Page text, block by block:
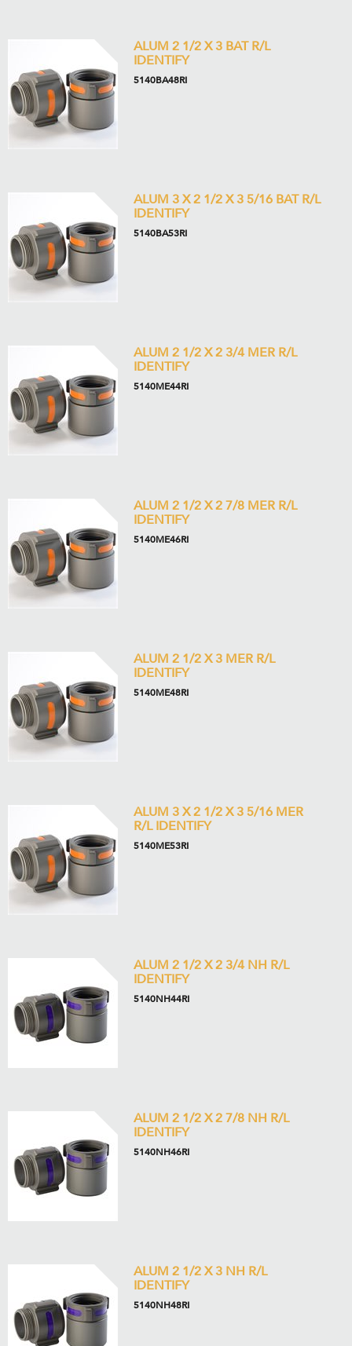
ALUM 2 1/2 X 3 BAT R/L
IDENTIFY
5140BA48RI
ALUM 3 X 2 1/2 X 3 5/16 BAT R/L
IDENTIFY
5140BA53RI
ALUM 2 1/2 X 2 3/4 MER R/L
IDENTIFY
5140ME44RI
ALUM 2 1/2 X 2 7/8 MER R/L
IDENTIFY
5140ME46RI
ALUM 2 1/2 X 3 MER R/L
IDENTIFY
5140ME48RI
ALUM 3 X 2 1/2 X 3 5/16 MER
R/L IDENTIFY
5140ME53RI
ALUM 2 1/2 X 2 3/4 NH R/L
IDENTIFY
5140NH44RI
ALUM 2 1/2 X 2 7/8 NH R/L
IDENTIFY
5140NH46RI
ALUM 2 1/2 X 3 NH R/L
IDENTIFY
5140NH48RI